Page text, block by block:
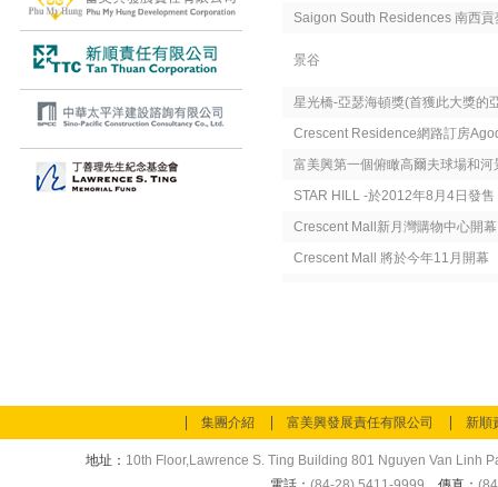
Saigon South Residences 南西貢
景谷
星光橋-亞瑟海頓獎(首獲此大獎的
Crescent Residence網路訂房
富美興第一個俯瞰高爾夫球場和河
STAR HILL -於2012年8月4日發售
Crescent Mall新月灣購物中心開
Crescent Mall 將於今年11月開幕
集團介紹 富美興發展責任有限公司 新順
地址： 10th Floor,Lawrence S. Ting Building 801 Nguyen Van Linh